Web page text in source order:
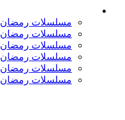
مسلسلات رمضان 2026
مسلسلات رمضان 2025
مسلسلات رمضان 2024
مسلسلات رمضان 2023
مسلسلات رمضان 2022
مسلسلات رمضان 2021